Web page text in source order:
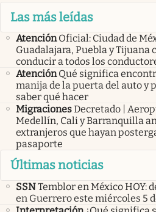
Las más leídas
Atención Oficial: Ciudad de
Guadalajara, Puebla y Tijuana
conducir a todos los
Atención Qué significa
manija de la puerta del auto y
saber qué hacer
MigracionesDecretado |
Medellín, Cali y Barranquilla
extranjeros que hayan
pasaporte
Últimas noticias
SSNTemblor en México HOY:
en Guerrero este miércoles 5